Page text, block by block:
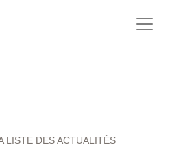
LISTE DES ACTUALITÉS